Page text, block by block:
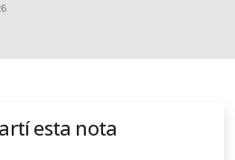
esta nota